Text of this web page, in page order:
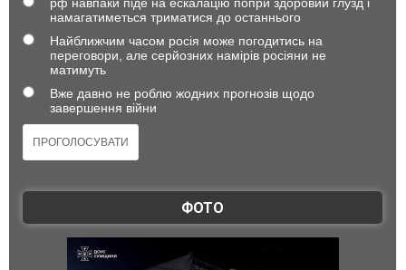
намагатиметься триматися до останнього
Найближчим часом росія може погодитись на
переговори, але серйозних намірів росіяни не
матимуть
Вже давно не роблю жодних прогнозів щодо
завершення війни
ФОТО